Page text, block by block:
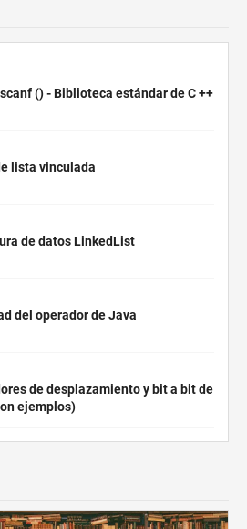
() - Biblioteca estándar de C ++
lista vinculada
de datos LinkedList
del operador de Java
de desplazamiento y bit a bit de
ejemplos)